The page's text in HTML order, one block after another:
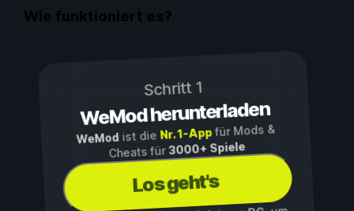
Wie funktioniert es?
Schritt 1
WeMod herunterladen
WeMod ist die Nr. 1-Appfür Mods &
Cheats für3000+ Spiele
Los geht's